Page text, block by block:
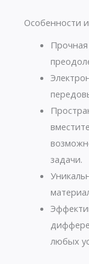
Особенности
Прочная
задачи.
любых